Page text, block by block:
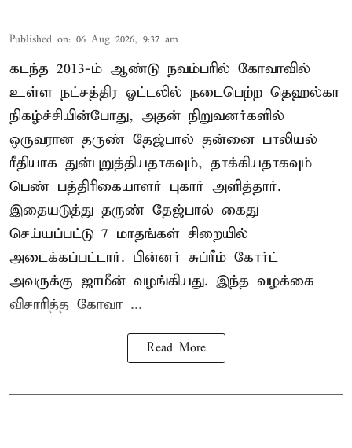
Published on: 06 Aug 2026, 9:37 am
கடந்த 2013-ம் ஆண்டு நவம்பரில் கோவாவில்
உள்ள நட்சத்திர ஓட்டலில் நடைபெற்ற தெஹல்கா
நிகழ்ச்சியின்போது, அதன் நிறுவனர்களில்
ஒருவரான தருண் தேஜ்பால் தன்னை பாலியல்
ரீதியாக துன்புறுத்தியதாகவும், தாக்கியதாகவும்
பெண் பத்திரிகையாளர் புகார் அளித்தார்.
இதையடுத்து தருண் தேஜ்பால் கைது
செய்யப்பட்டு 7 மாதங்கள் சிறையில்
அடைக்கப்பட்டார். பின்னர் சுப்ரீம் கோர்ட்
அவருக்கு ஜாமீன் வழங்கியது. இந்த வழக்கை
விசாரித்த கோவா ...
Read More